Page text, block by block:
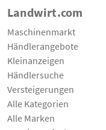
Landwirt.com
Maschinenmarkt
Händlerangebote
Kleinanzeigen
Händlersuche
Versteigerungen
Alle Kategorien
Alle Marken